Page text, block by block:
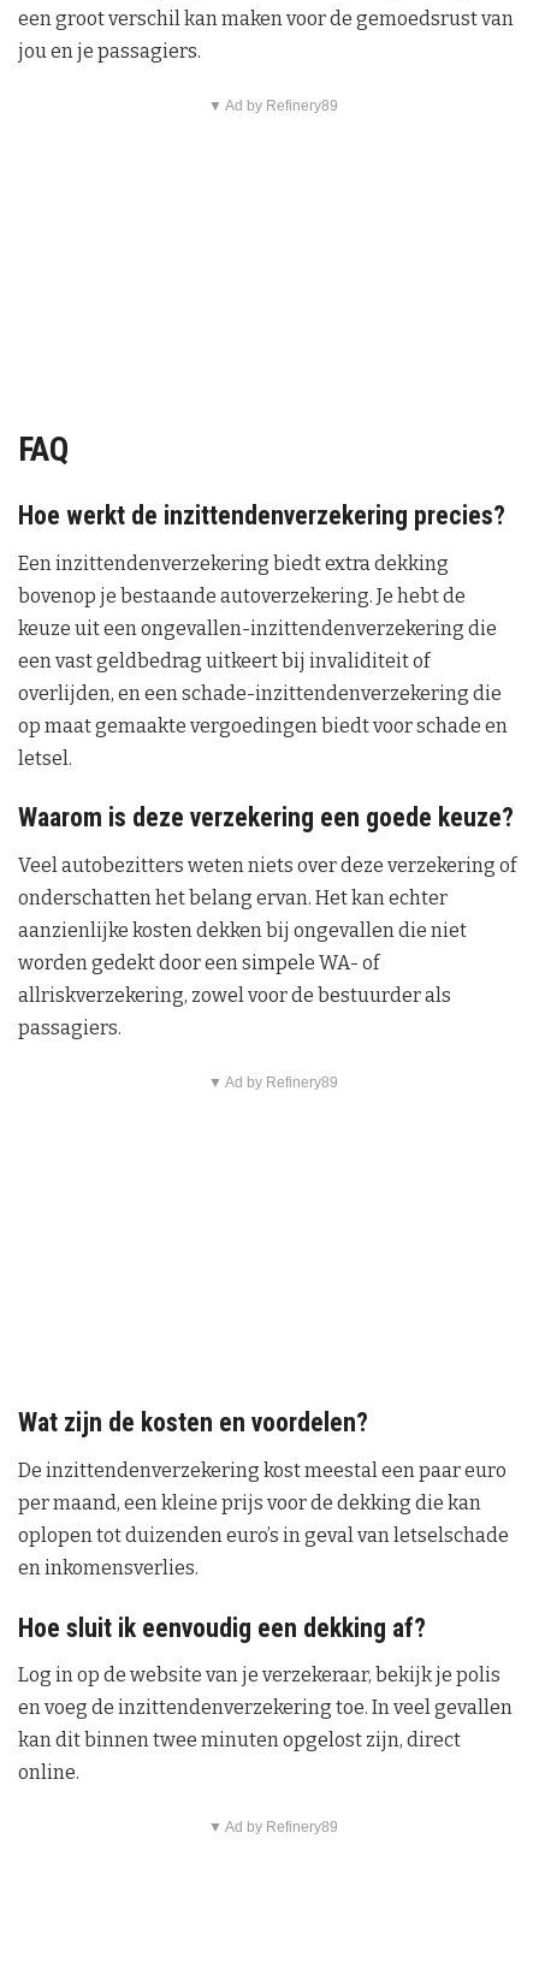
een groot verschil kan maken voor de gemoedsrust van
jou en je passagiers.
▼ Ad by Refinery89
FAQ
Hoe werkt de inzittendenverzekering precies?
Een inzittendenverzekering biedt extra dekking
bovenop je bestaande autoverzekering. Je hebt de
keuze uit een ongevallen-inzittendenverzekering die
een vast geldbedrag uitkeert bij invaliditeit of
overlijden, en een schade-inzittendenverzekering die
op maat gemaakte vergoedingen biedt voor schade en
letsel.
Waarom is deze verzekering een goede keuze?
Veel autobezitters weten niets over deze verzekering of
onderschatten het belang ervan. Het kan echter
aanzienlijke kosten dekken bij ongevallen die niet
worden gedekt door een simpele WA- of
allriskverzekering, zowel voor de bestuurder als
passagiers.
▼ Ad by Refinery89
Wat zijn de kosten en voordelen?
De inzittendenverzekering kost meestal een paar euro
per maand, een kleine prijs voor de dekking die kan
oplopen tot duizenden euro’s in geval van letselschade
en inkomensverlies.
Hoe sluit ik eenvoudig een dekking af?
Log in op de website van je verzekeraar, bekijk je polis
en voeg de inzittendenverzekering toe. In veel gevallen
kan dit binnen twee minuten opgelost zijn, direct
online.
▼ Ad by Refinery89